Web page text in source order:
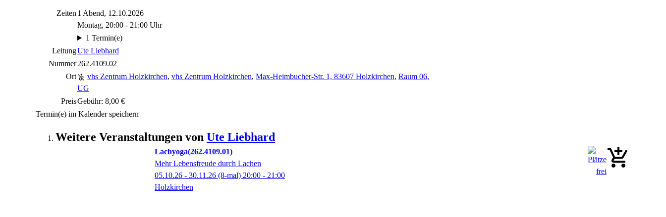
Zeiten 1 Abend, 12.10.2026
Montag, 20:00 - 21:00 Uhr
1 Termin(e)
LeitungUte Liebhard
Nummer262.4109.02
Ort
vhs Zentrum Holzkirchen, vhs Zentrum Holzkirchen, Max-Heimbucher-Str. 1, 83607 Holzkirchen, Raum 06,
UG
PreisGebühr: 8,00 €
Termin(e) im Kalender speichern
Weitere Veranstaltungen von Ute Liebhard
Lachyoga 262.4109.01
Mehr Lebensfreude durch Lachen
05.10.26 - 30.11.26 (8-mal) 20:00 - 21:00
Holzkirchen